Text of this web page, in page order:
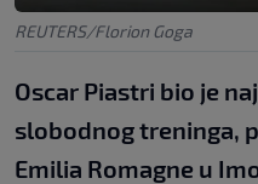
REUTERS/Florion Goga
Oscar Piastri bio je
slobodnog treninga,
Emilia Romagne u